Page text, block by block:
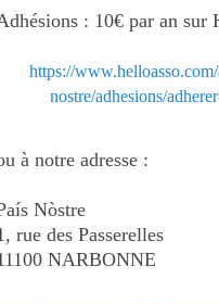
: 10€ par an sur
https://
nostre/adhesions/
à notre adresse :
Nòstre
rue des Passerelles
NARBONNE